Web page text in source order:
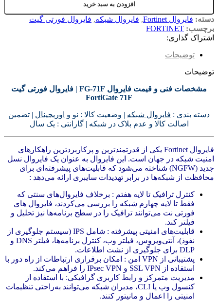
افزودن به سبد خرید
دسته: فایروال Fortinet , فایروال شبکه, فایروال فورتی گیت
برچسب: FORTINET
اشتراک گذاری:
توضیحات
توضیحات
مشخصات فنی و قیمت فایروال FG-71F | فایروال فورتی گیت
FortiGate 71F
دسته بندی : فایروال شبکه | وضعیت کالا : نو و اوریجینال | تضمین
اصالت کالا و عدم بلاک در شبکه | گارانتی : یک سال
فایروال Fortinet یکی از قدرتمندترین و پرکاربردترین راهکارهای
امنیت شبکه در جهان است. این فایروال به عنوان یک فایروال نسل
جدید (NGFW) شناخته می‌شود که قابلیت‌های پیشرفته‌ای برای
محافظت از شبکه‌ها در برابر تهدیدات سایبری ارائه می‌دهد :
کنترل ترافیک تا لایه هفتم : برخلاف فایروال‌های سنتی که
فقط تا لایه چهارم شبکه را بررسی می‌کردند، فایروال های
فورتی نت می‌توانند ترافیک را در سطح برنامه‌ها نیز تحلیل و
فیلتر کند.
قابلیت‌های امنیتی پیشرفته : شامل IPS (سیستم جلوگیری از
نفوذ)، آنتی‌ویروس، فیلتر وب، کنترل برنامه‌ها، فیلتر DNS و
DLP برای جلوگیری از نشت اطلاعات.
پشتیبانی از VPN امن : امکان برقراری ارتباطات از راه دور با
استفاده از SSL VPN و IPsec VPN را فراهم می‌کند.
مدیریت متمرکز و رابط کاربری گرافیکی: با استفاده از
کنسول وب یا CLI، مدیران شبکه می‌توانند به‌راحتی تنظیمات
امنیتی را اعمال و مانیتور کنند.